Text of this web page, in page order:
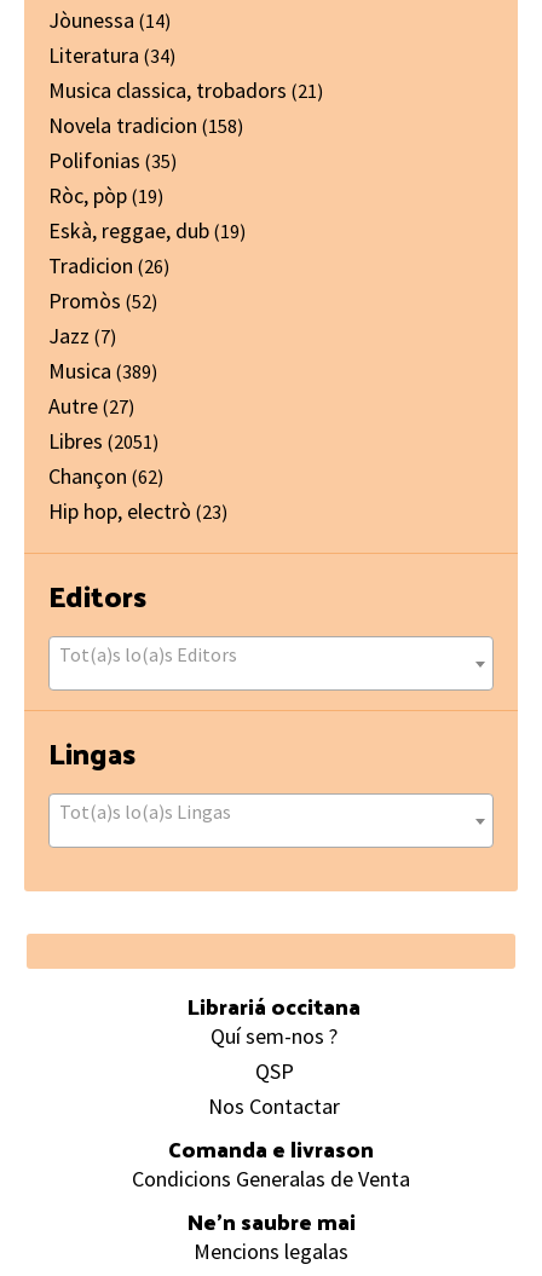
Jòunessa (14)
Literatura (34)
Musica classica, trobadors (21)
Novela tradicion (158)
Polifonias (35)
Ròc, pòp (19)
Eskà, reggae, dub (19)
Tradicion (26)
Promòs (52)
Jazz (7)
Musica (389)
Autre (27)
Libres (2051)
Chançon (62)
Hip hop, electrò (23)
Editors
Tot(a)s lo(a)s Editors
Lingas
Tot(a)s lo(a)s Lingas
Footer
Librariá occitana
Quí sem-nos ?
QSP
Nos Contactar
Comanda e livrason
Condicions Generalas de Venta
Ne’n saubre mai
Mencions legalas